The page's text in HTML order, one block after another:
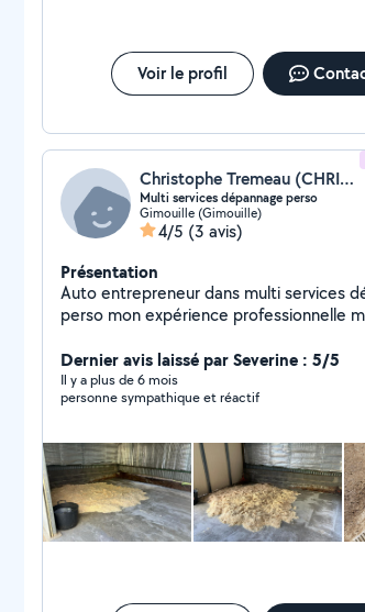
Voir le profil
Christophe Tremeau (CHRIS MULTI-SERVICES DEPANNAGES)
Multi services dépannage perso
Gimouille (Gimouille)
4/5 (3 avis)
Présentation
Auto entrepreneur dans multi services
perso mon expérience professionnelle
et soigner
Dernier avis laissé par Severine : 5/5
Il y a plus de 6 mois
personne sympathique et réactif